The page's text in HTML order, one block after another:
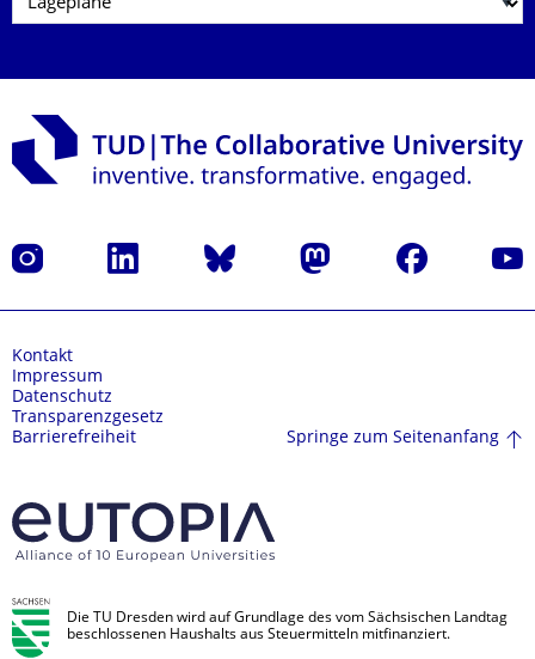
Instagram LinkedIn Bluesky Mastodon Facebook
Kontakt
Impressum
Datenschutz
Transparenzgesetz
Barrierefreiheit
Springe zum Seitenanfang
Die TU Dresden wird auf Grundlage des vom Sächsischen Landtag
beschlossenen Haushalts aus Steuermitteln mitfinanziert.